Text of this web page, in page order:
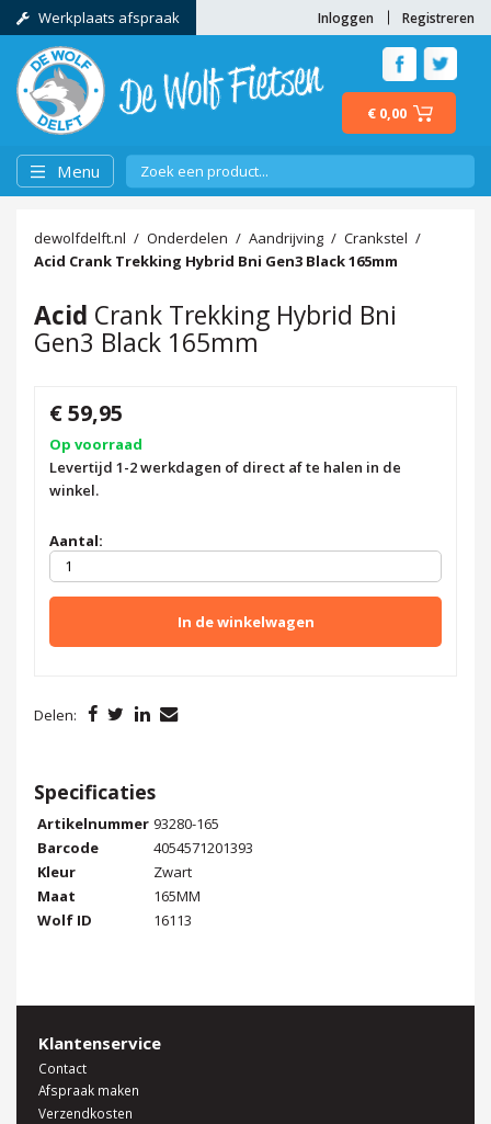
Werkplaats afspraak Registreren
Inloggen
€ 0,00
Menu
dewolfdelft.nl Onderdelen Aandrijving
Crankstel
Acid Crank Trekking Hybrid Bni Gen3 Black 165mm
Acid Crank Trekking Hybrid Bni
Gen3 Black 165mm
€ 59,95
Op voorraad
Levertijd 1-2 werkdagen of direct af te halen in de
winkel.
Aantal:
In de winkelwagen
Delen:
Specificaties
Artikelnummer 93280-165
Barcode
4054571201393
Kleur
Zwart
Maat
165MM
Wolf ID
16113
Klantenservice
Contact
Afspraak maken
Verzendkosten